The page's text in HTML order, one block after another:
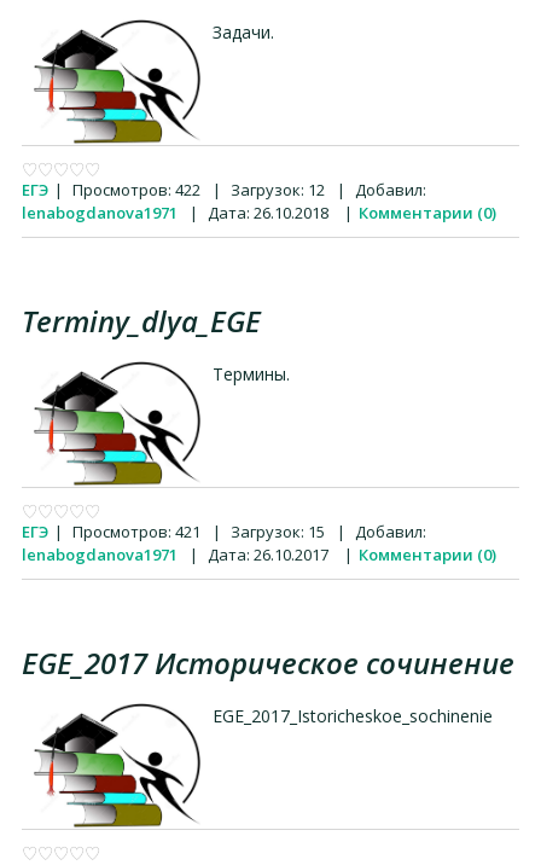
Задачи.
ЕГЭ | Просмотров: 422 | Загрузок: 12 |
Добавил:
lenabogdanova1971
| Дата: 26.10.2018 | Комментарии (0)
Terminy_dlya_EGE
Термины.
ЕГЭ | Просмотров: 421 | Загрузок: 15 |
Добавил:
lenabogdanova1971
| Дата: 26.10.2017 | Комментарии (0)
EGE_2017 Историческое сочинение
EGE_2017_Istoricheskoe_sochinenie